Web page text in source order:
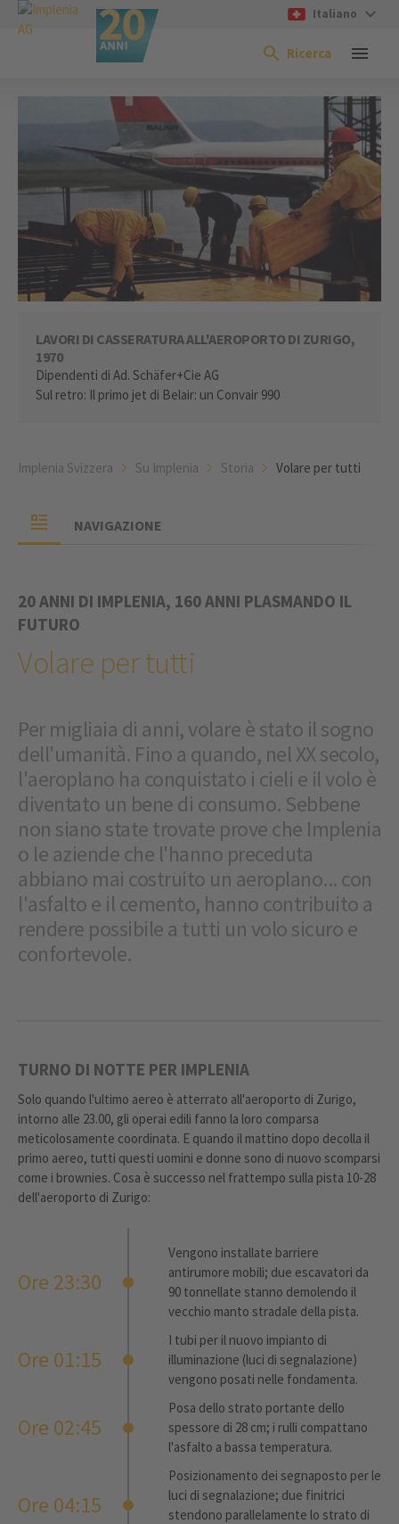
Italiano
Ricerca
LAVORI DI CASSERATURA ALL'AEROPORTO DI ZURIGO,
1970
Dipendenti di Ad. Schäfer+Cie AG
Sul retro: Il primo jet di Belair: un Convair 990
Implenia Svizzera Su Implenia Storia Volare per tutti
NAVIGAZIONE
20 ANNI DI IMPLENIA, 160 ANNI PLASMANDO IL
FUTURO
Volare per tutti
Per migliaia di anni, volare è stato il sogno
dell'umanità. Fino a quando, nel XX secolo,
l'aeroplano ha conquistato i cieli e il volo è
diventato un bene di consumo. Sebbene
non siano state trovate prove che Implenia
o le aziende che l'hanno preceduta
abbiano mai costruito un aeroplano... con
l'asfalto e il cemento, hanno contribuito a
rendere possibile a tutti un volo sicuro e
confortevole.
TURNO DI NOTTE PER IMPLENIA
Solo quando l'ultimo aereo è atterrato all'aeroporto di Zurigo,
intorno alle 23.00, gli operai edili fanno la loro comparsa
meticolosamente coordinata. E quando il mattino dopo decolla il
primo aereo, tutti questi uomini e donne sono di nuovo scomparsi
come i brownies. Cosa è successo nel frattempo sulla pista 10-28
dell'aeroporto di Zurigo:
Ore 23:30
Vengono installate barriere
antirumore mobili; due escavatori da
90 tonnellate stanno demolendo il
vecchio manto stradale della pista.
Ore 01:15
I tubi per il nuovo impianto di
illuminazione (luci di segnalazione)
vengono posati nelle fondamenta.
Ore 02:45
Posa dello strato portante dello
spessore di 28 cm; i rulli compattano
l'asfalto a bassa temperatura.
Ore 04:15
Posizionamento dei segnaposto per le
luci di segnalazione; due finitrici
stendono parallelamente lo strato di